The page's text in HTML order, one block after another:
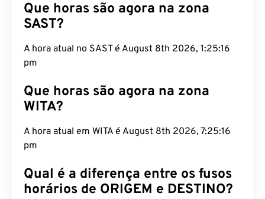
Que horas são agora na zona
SAST?
A hora atual no SAST é August 8th 2026, 1:25:17
pm
Que horas são agora na zona
WITA?
A hora atual em WITA é August 8th 2026, 7:25:17
pm
Qual é a diferença entre os fusos
horários de ORIGEM e DESTINO?